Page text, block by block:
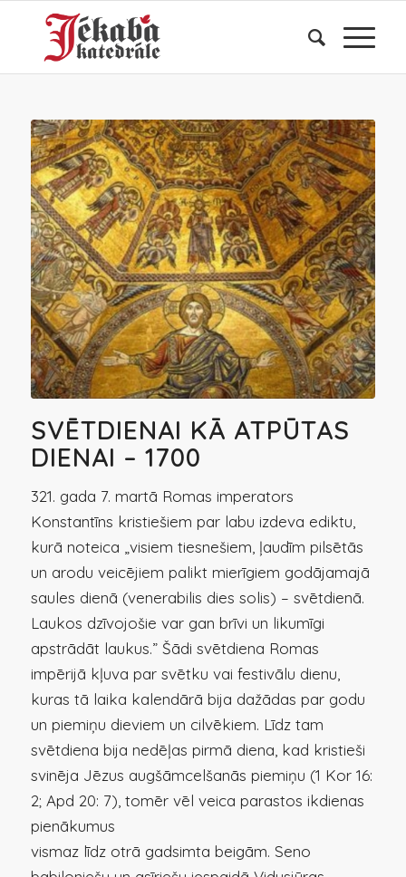
SVĒTDIENAI KĀ ATPŪTAS
DIENAI – 1700
321. gada 7. martā Romas imperators
Konstantīns kristiešiem par labu izdeva ediktu,
kurā noteica „visiem tiesnešiem, ļaudīm pilsētās
un arodu veicējiem palikt mierīgiem godājamajā
saules dienā (venerabilis dies solis) – svētdienā.
Laukos dzīvojošie var gan brīvi un likumīgi
apstrādāt laukus.” Šādi svētdiena Romas
impērijā kļuva par svētku vai festivālu dienu,
kuras tā laika kalendārā bija dažādas par godu
un piemiņu dieviem un cilvēkiem. Līdz tam
svētdiena bija nedēļas pirmā diena, kad kristieši
svinēja Jēzus augšāmcelšanās piemiņu (1 Kor 16:
2; Apd 20: 7), tomēr vēl veica parastos ikdienas
pienākumus
vismaz līdz otrā gadsimta beigām. Seno